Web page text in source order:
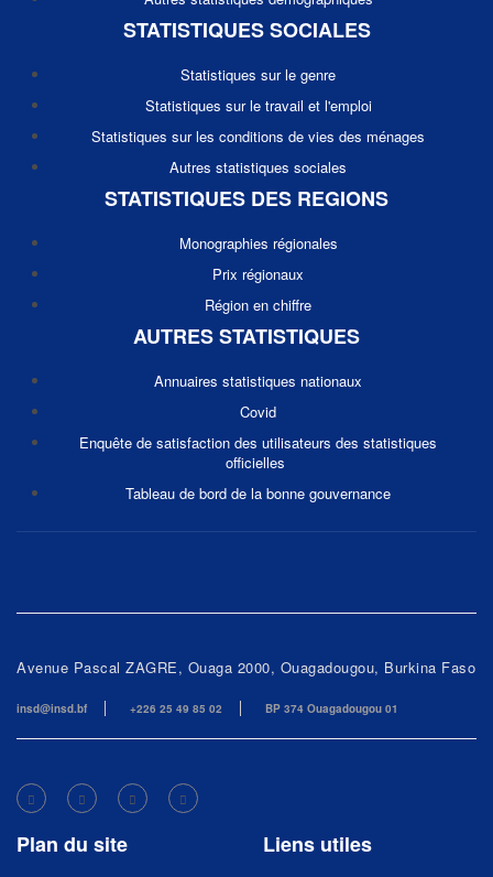
STATISTIQUES SOCIALES
Statistiques sur le genre
Statistiques sur le travail et l'emploi
Statistiques sur les conditions de vies des ménages
Autres statistiques sociales
STATISTIQUES DES REGIONS
Monographies régionales
Prix régionaux
Région en chiffre
AUTRES STATISTIQUES
Annuaires statistiques nationaux
Covid
Enquête de satisfaction des utilisateurs des statistiques
officielles
Tableau de bord de la bonne gouvernance
Avenue Pascal ZAGRE, Ouaga 2000, Ouagadougou, Burkina Faso
insd@insd.bf +226 25 49 85 02 BP 374 Ouagadougou 01
Plan du site Liens utiles